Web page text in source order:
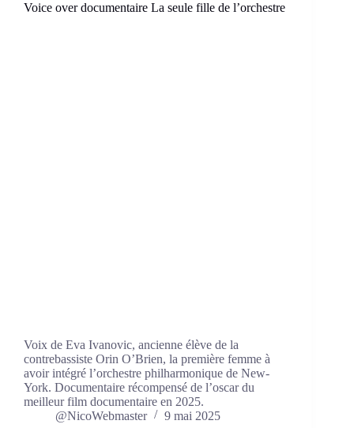
Voice over documentaire La seule fille de l’orchestre
Voix de Eva Ivanovic, ancienne élève de la
contrebassiste Orin O’Brien, la première femme à
avoir intégré l’orchestre philharmonique de New-
York. Documentaire récompensé de l’oscar du
meilleur film documentaire en 2025.
@NicoWebmaster
9 mai 2025